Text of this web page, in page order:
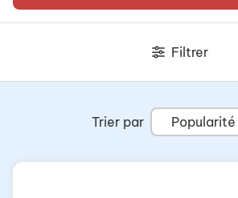
Filtrer
Trier par Popularité